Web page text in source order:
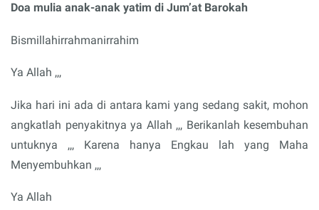
Doa mulia anak-anak yatim di Jum’at Barokah
Bismillahirrahmanirrahim
Ya Allah ,,,
Jika hari ini ada di antara kami yang sedang sakit, mohon
angkatlah penyakitnya ya Allah ,,, Berikanlah kesembuhan
untuknya ,,, Karena hanya Engkau lah yang Maha
Menyembuhkan ,,,
Ya Allah